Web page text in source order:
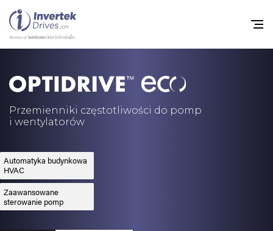
Przemienniki częstotliwości do pomp
i wentylatorów
Automatyka budynkowa
HVAC
Zaawansowane
sterowanie pomp
Home
Przemienniki